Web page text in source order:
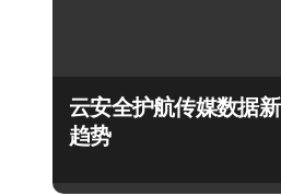
云安全护航传媒数据新
趋势